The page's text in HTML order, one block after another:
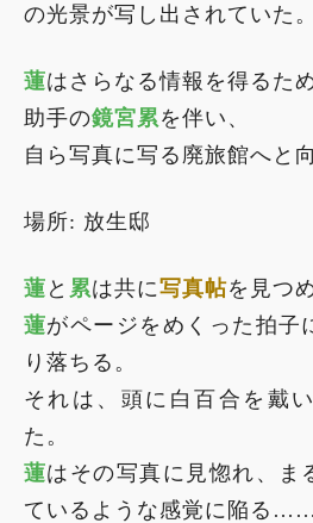
の光景が写し出されていた。
蓮はさらなる情報を得るため
助手の鏡宮累 を伴い、
自ら写真に写る廃旅館へと
場所: 放生邸
蓮 と 累は共に写真帖を見つ
蓮がページをめくった拍子
り落ちる。
それは、頭に白百合を戴
た。
蓮はその写真に見惚れ、ま
ているような感覚に陥る……